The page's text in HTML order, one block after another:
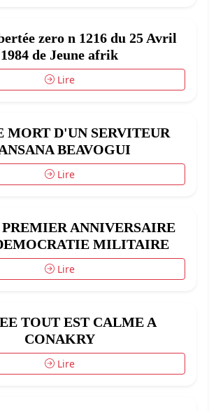
zero n 1216 du 25 Avril
1984 de Jeune afrik
Lire
MORT D'UN SERVITEUR
BEAVOGUI
Lire
ANNIVERSAIRE
MILITAIRE
Lire
TOUT EST CALME A
CONAKRY
Lire